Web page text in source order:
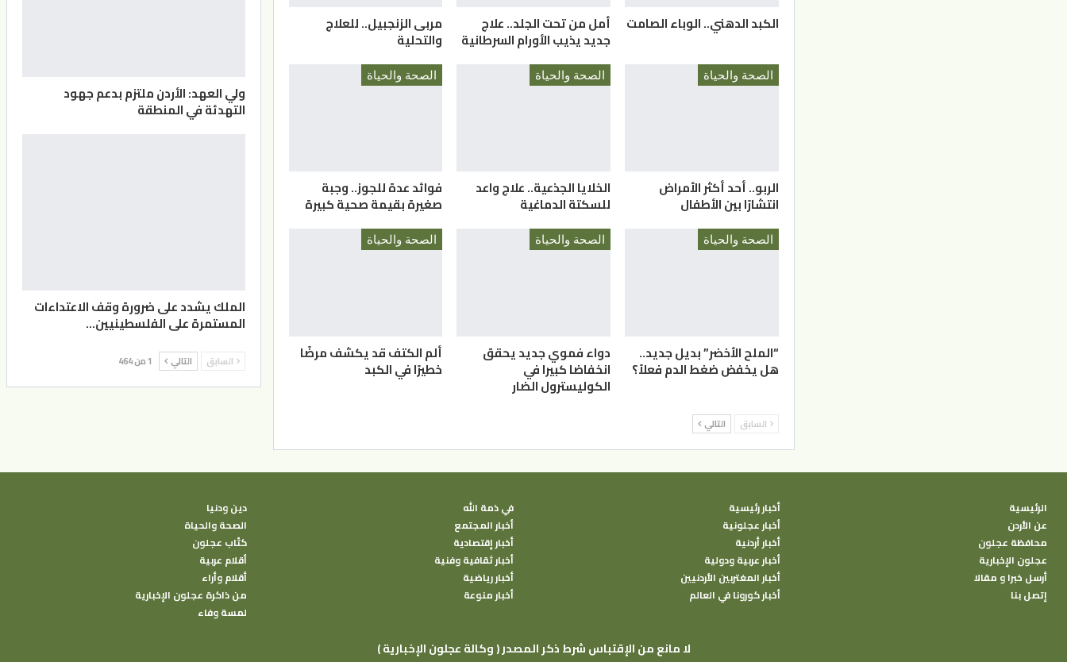
الكبد الدهني.. الوباء الصامت أمل من تحت الجلد.. علاج
جديد يذيب الأورام السرطانية
مربى الزنجبيل.. للعلاج
والتحلية
الصحة والحياة
الربو.. أحد أكثر الأمراض
انتشارًا بين الأطفال
الصحة والحياة
الخلايا الجذعية.. علاج واعد
للسكتة الدماغية
الصحة والحياة
فوائد عدة للجوز.. وجبة
صغيرة بقيمة صحية كبيرة
الصحة والحياة
“الملح الأخضر” بديل جديد..
هل يخفض ضغط الدم فعلاً؟
الصحة والحياة
دواء فموي جديد يحقق
انخفاضا كبيرا في
الكوليسترول الضار
الصحة والحياة
ألم الكتف قد يكشف مرضًا
خطيرًا في الكبد
السابق التالي
ولي العهد: الأردن ملتزم بدعم جهود
التهدئة في المنطقة
الملك يشدد على ضرورة وقف الاعتداءات
المستمرة على الفلسطينيين…
السابق التالي 1 من 464
الرئيسية
عن الأردن
محافظة عجلون
عجلون الإخبارية
أرسل خبرا و مقالا
إتصل بنا
أخبار رئيسية
أخبار عجلونية
أخبار أردنية
أخبار عربية ودولية
أخبار المغتربين الأردنيين
أخبار كورونا في العالم
في ذمة الله
أخبار المجتمع
أخبار إقتصادية
أخبار ثقافية وفنية
أخبار رياضية
أخبار منوعة
دين ودنيا
الصحة والحياة
كتًاب عجلون
أقلام عربية
أقلام وأراء
من ذاكرة عجلون الإخبارية
لمسة وفاء
( وكالة عجلون الإخبارية ) لا مانع من الإقتباس شرط ذكر المصدر